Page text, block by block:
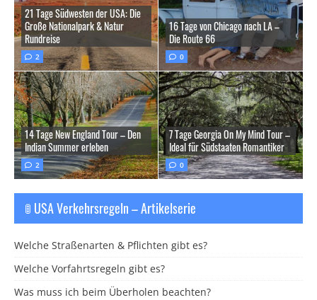
21 Tage Südwesten der USA: Die
Große Nationalpark & Natur
Rundreise
2
16 Tage von Chicago nach LA –
Die Route 66
0
14 Tage New England Tour – Den
Indian Summer erleben
2
7 Tage Georgia On My Mind Tour –
Ideal für Südstaaten Romantiker
0
🚦 USA Verkehrsregeln – Artikelserie
Welche Straßenarten & Pflichten gibt es?
Welche Vorfahrtsregeln gibt es?
Was muss ich beim Überholen beachten?